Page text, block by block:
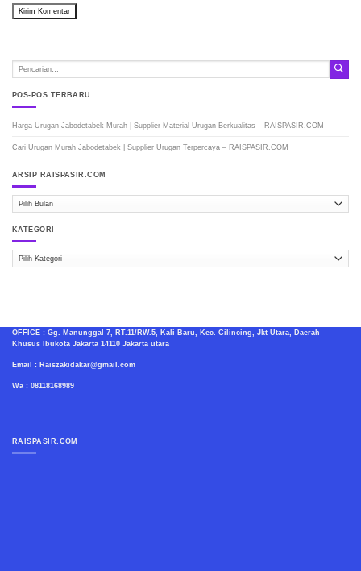
POS-POS TERBARU
Harga Urugan Jabodetabek Murah | Supplier Material Urugan Berkualitas – RAISPASIR.COM
Cari Urugan Murah Jabodetabek | Supplier Urugan Terpercaya – RAISPASIR.COM
ARSIP RAISPASIR.COM
ARSIP
KATEGORI
Kategori
OFFICE : Gg. Manunggal 7, RT.11/RW.5, Kali Baru, Kec. Cilincing, Jkt Utara, Daerah
Khusus Ibukota Jakarta 14110 Jakarta utara
Email : Raiszakidakar@gmail.com
Wa : 08118168989
RAISPASIR.COM